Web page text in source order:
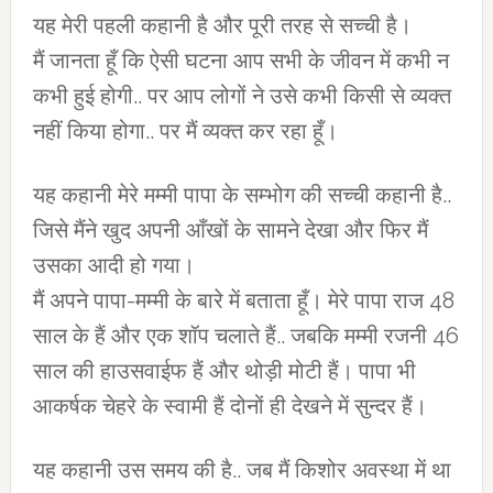
यह मेरी पहली कहानी है और पूरी तरह से सच्ची है।
मैं जानता हूँ कि ऐसी घटना आप सभी के जीवन में कभी न
कभी हुई होगी.. पर आप लोगों ने उसे कभी किसी से व्यक्त
नहीं किया होगा.. पर मैं व्यक्त कर रहा हूँ।
यह कहानी मेरे मम्मी पापा के सम्भोग की सच्ची कहानी है..
जिसे मैंने खुद अपनी आँखों के सामने देखा और फिर मैं
उसका आदी हो गया।
मैं अपने पापा-मम्मी के बारे में बताता हूँ। मेरे पापा राज 48
साल के हैं और एक शॉप चलाते हैं.. जबकि मम्मी रजनी 46
साल की हाउसवाईफ हैं और थोड़ी मोटी हैं। पापा भी
आकर्षक चेहरे के स्वामी हैं दोनों ही देखने में सुन्दर हैं।
यह कहानी उस समय की है.. जब मैं किशोर अवस्था में था